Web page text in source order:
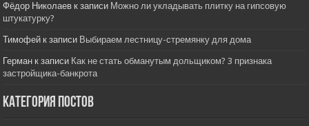
Фёдор Николаев к записи Можно ли укладывать плитку на гипсовую
штукатурку?
Тимофей к записи Выбираем лестницу-стремянку для дома
Герман к записи Как не стать обманутым дольщиком? 3 признака
застройщика-банкрота
Категория постов